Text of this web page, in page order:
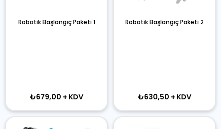
Robotik Başlangıç Paketi 1
₺679,00 + KDV
Robotik Başlangıç Paketi 2
₺630,50 + KDV